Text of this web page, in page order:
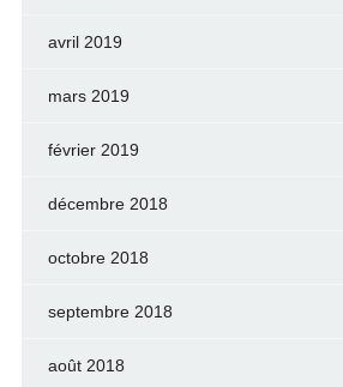
avril 2019
mars 2019
février 2019
décembre 2018
octobre 2018
septembre 2018
août 2018